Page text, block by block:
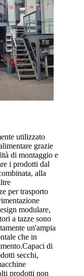
utilizzato
grazie
di montaggio e
i prodotti dal
alla
per trasporto
modulare,
a tazze sono
un'ampia
che in
di
secchi,
prodotti non